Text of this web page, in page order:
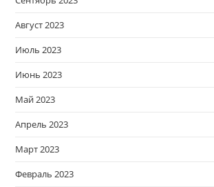
Август 2023
Июль 2023
Июнь 2023
Май 2023
Апрель 2023
Март 2023
Февраль 2023